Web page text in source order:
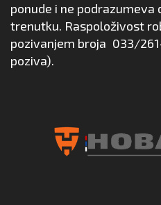
ponude i ne podrazumeva
trenutku. Raspoloživost
pozivanjem broja 033/
poziva).